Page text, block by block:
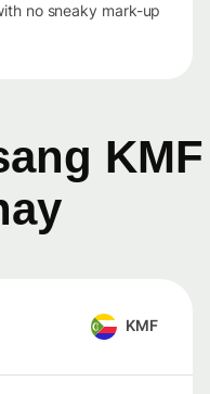
no sneaky mark-up
KMF
KMF